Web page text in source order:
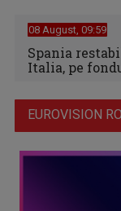
08 August, 09:59
Spania
Italia, pe
EUROVISION